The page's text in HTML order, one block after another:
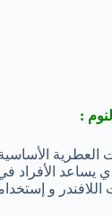
الأساسية
يساعد
و